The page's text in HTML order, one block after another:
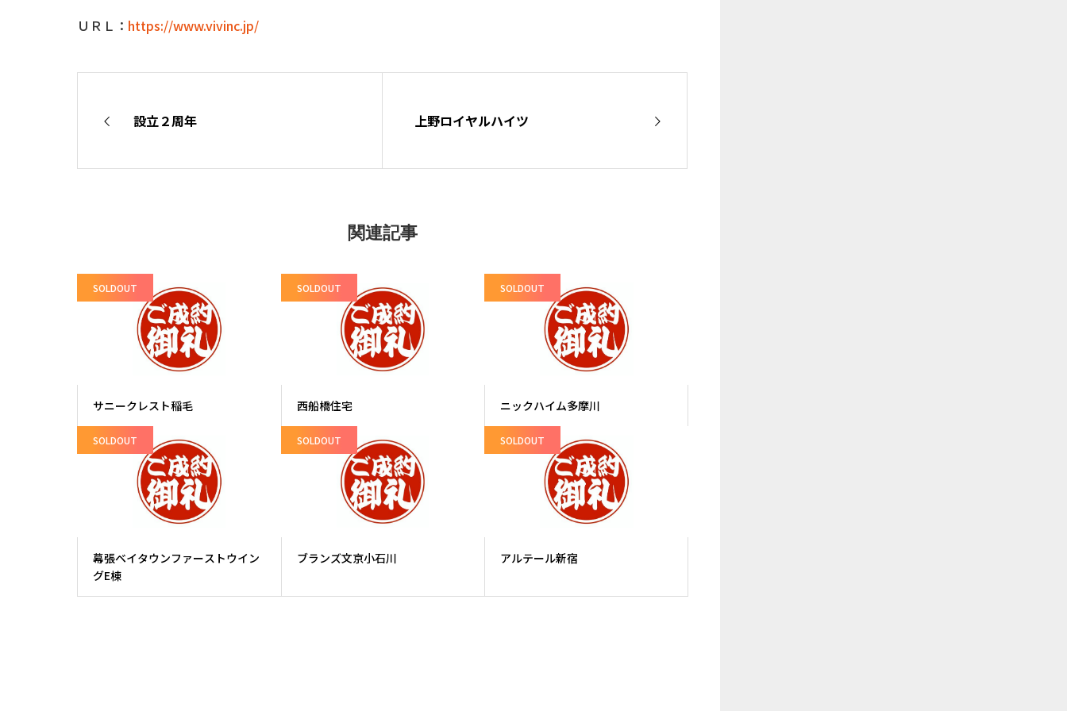
ＵＲＬ： https://www.vivinc.jp/
設立２周年 上野ロイヤルハイツ
関連記事
SOLDOUT
サニークレスト稲毛
SOLDOUT
西船橋住宅
SOLDOUT
ニックハイム多摩川
SOLDOUT
幕張ベイタウンファーストウイン
グE棟
SOLDOUT
ブランズ文京小石川
SOLDOUT
アルテール新宿